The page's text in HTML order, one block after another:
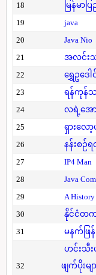
18
မြန်မာ
19
java
20
Java Nio
21
အလင်းသ
22
ရွှေဥဒေါ
23
ရန်ကုန်သ
24
လရဲ့အေ
25
ရှားလေ
26
နန်းစဉ်
27
IP4 Man
28
Java
29
A
30
နိုင်ငံတက
31
မနက်ဖြန်
32
ဟင်းသီ
ဖျက်ပိုးမ